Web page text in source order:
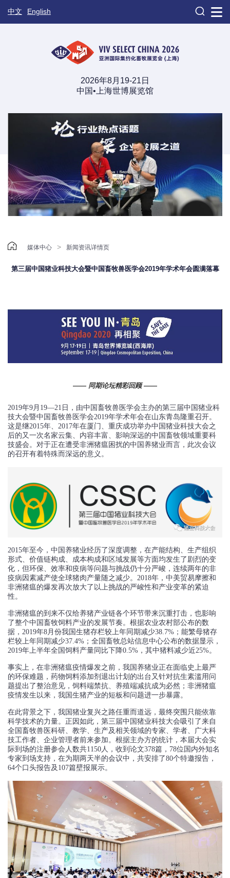
中文 English 
2026年8月19-21日
中国•上海世博展览馆
 媒体中心 > 新闻资讯详情页
第三届中国猪业科技大会暨中国畜牧兽医学会2019年学术年会圆满落幕
—— 同期论坛精彩回顾——
2019年9月19—21日，由中国畜牧兽医学会主办的第三届中国猪业科
技大会暨中国畜牧兽医学会2019年学术年会在山东青岛隆重召开。
这是继2015年、2017年在厦门、重庆成功举办中国猪业科技大会之
后的又一次名家云集、内容丰富、影响深远的中国畜牧领域重要科
技盛会。对于正在遭受非洲猪瘟困扰的中国养猪业而言，此次会议
的召开有着特殊而深远的意义。
2015年至今，中国养猪业经历了深度调整，在产能结构、生产组织
形式、价值链构成、成本构成和区域发展等方面均发生了剧烈的变
化，但环保、效率和疫病等问题与挑战仍十分严峻，连续两年的非
疫病因素减产使全球猪肉产量随之减少。2018年，中美贸易摩擦和
非洲猪瘟的爆发再次放大了以上挑战的严峻性和产业变革的紧迫
性。
非洲猪瘟的到来不仅给养猪产业链各个环节带来沉重打击，也影响
了整个中国畜牧饲料产业的发展节奏。根据农业农村部公布的数
据，2019年8月份我国生猪存栏较上年同期减少38.7%；能繁母猪存
栏较上年同期减少37.4%；全国畜牧总站信息中心公布的数据显示，
2019年上半年全国饲料产量同比下降0.5%，其中猪料减少近25%。
事实上，在非洲猪瘟疫情爆发之前，我国养猪业正在面临史上最严
的环保难题，药物饲料添加剂退出计划的出台又针对抗生素滥用问
题提出了整治意见，饲料端禁抗、养殖端减抗成为必然；非洲猪瘟
疫情发生以来，我国生猪产业的短板和问题进一步暴露。
在此背景之下，我国猪业复兴之路任重而道远，最终突围只能依靠
科学技术的力量。正因如此，第三届中国猪业科技大会吸引了来自
全国畜牧兽医科研、教学、生产及相关领域的专家、学者、广大科
技工作者、企业管理者前来参加。根据主办方的统计，本届大会实
际到场的注册参会人数共1150人，收到论文378篇，78位国内外知名
专家到场支持，在为期两天半的会议中，共安排了80个特邀报告，
64个口头报告及107篇壁报展示。